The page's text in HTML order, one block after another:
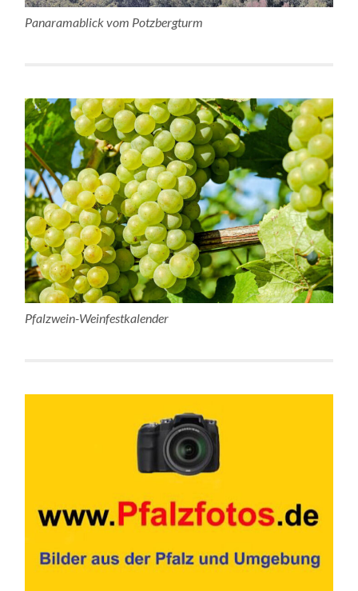
Panaramablick vom Potzbergturm
Pfalzwein-Weinfestkalender